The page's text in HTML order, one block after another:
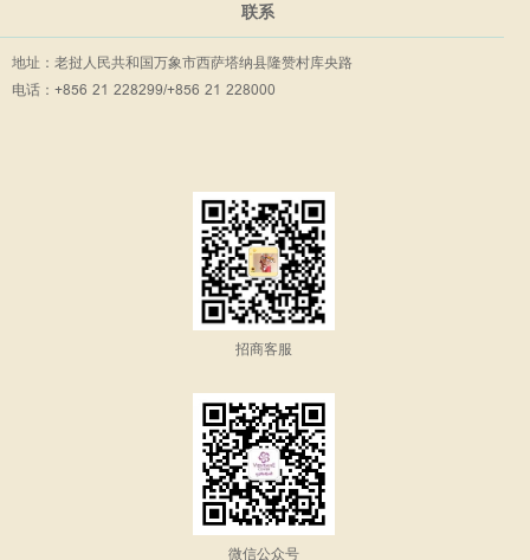
联系
地址：老挝人民共和国万象市西萨塔纳县隆赞村库央路
电话：+856 21 228299/+856 21 228000
招商客服
微信公众号